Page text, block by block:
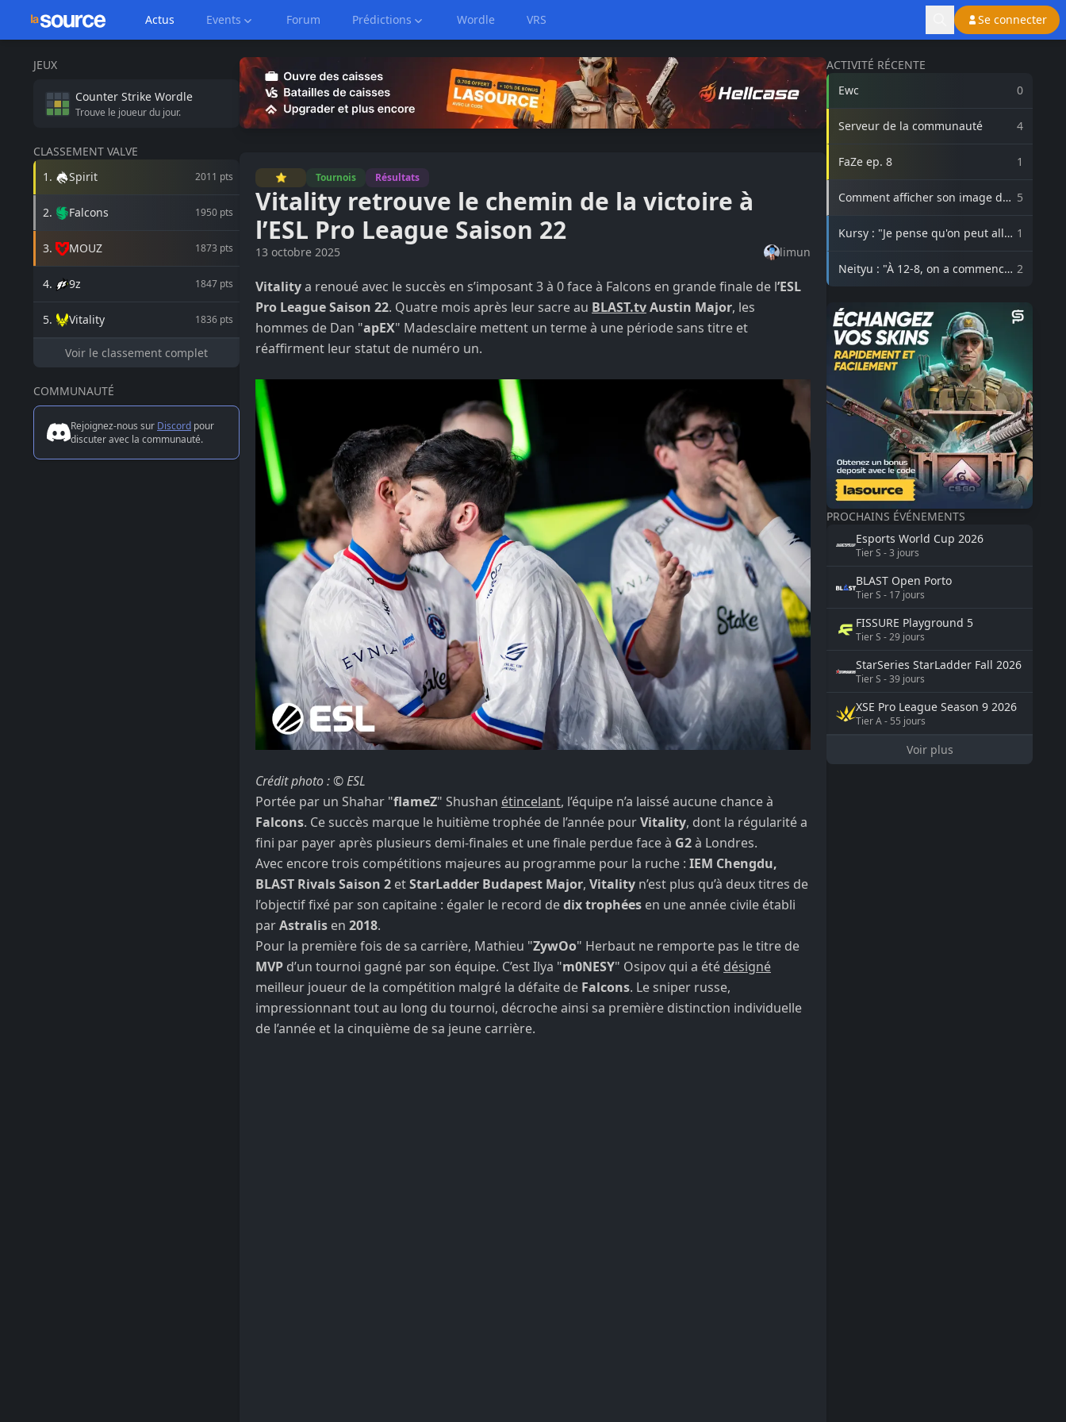
Actus Events Forum Prédictions Wordle VRS Se connecter
JEUX
Counter Strike Wordle
Trouve le joueur du jour.
CLASSEMENT VALVE
1 . Spirit 2011 pts
2. Falcons 1950 pts
3. MOUZ 1873 pts
4. 9z 1847 pts
5. Vitality 1836 pts
Voir le classement complet
COMMUNAUTÉ
Rejoignez-nous sur Discord pour
discuter avec la communauté.
⭐ Tournois Résultats
Vitality retrouve le chemin de la victoire à
l’ESL Pro League Saison 22
13 octobre 2025 limun
Vitalitya renoué avec le succès en s’imposant 3 à 0 face à Falcons en grande finale de l’ESL
Pro League Saison 22. Quatre mois après leur sacre au BLAST.tvAustin Major, les
hommes de Dan "apEX" Madesclaire mettent un terme à une période sans titre et
réaffirment leur statut de numéro un.
Crédit photo : © ESL
Portée par un Shahar "flameZ" Shushan étincelant, l’équipe n’a laissé aucune chance à
Falcons. Ce succès marque le huitième trophée de l’année pourVitality, dont la régularité a
fini par payer après plusieurs demi-finales et une finale perdue face à G2à Londres.
Avec encore trois compétitions majeures au programme pour la ruche : IEM Chengdu,
BLAST Rivals Saison 2 etStarLadder Budapest Major, Vitality n’est plus qu’à deux titres de
l’objectif fixé par son capitaine : égaler le record dedix trophées en une année civile établi
parAstralis en 2018.
Pour la première fois de sa carrière, Mathieu "ZywOo" Herbaut ne remporte pas le titre de
MVP d’un tournoi gagné par son équipe. C’est Ilya "m0NESY" Osipov qui a été désigné
meilleur joueur de la compétition malgré la défaite de Falcons. Le sniper russe,
impressionnant tout au long du tournoi, décroche ainsi sa première distinction individuelle
de l’année et la cinquième de sa jeune carrière.
ACTIVITÉ RÉCENTE
Ewc
0
Serveur de la communauté 4
FaZe ep. 8 1
Comment afficher son image de
5
Kursy : "Je pense qu'on peut aller
3DMAX"
1
Neityu : "À 12-8, on a commencé 2
PROCHAINS ÉVÉNEMENTS
Esports World Cup 2026
TierS -3 jours
BLAST Open Porto
TierS - 17 jours
FISSURE Playground 5
TierS -29 jours
StarSeries StarLadder Fall 2026
TierS -39 jours
XSE Pro League Season 9 2026
TierA- 55 jours
Voir plus